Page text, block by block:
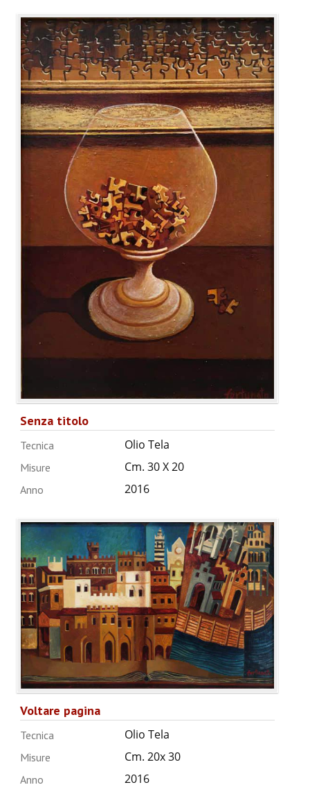
Senza titolo
Tecnica Olio Tela
Misure Cm. 30 X 20
Anno 2016
Voltare pagina
Tecnica Olio Tela
Misure Cm. 20x 30
Anno 2016